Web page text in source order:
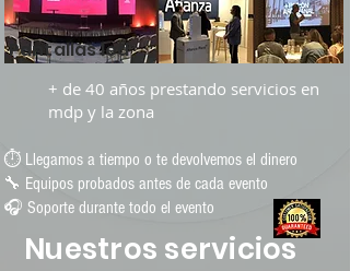
⏱ Llegamos a tiempo o te devolvemos el dinero
🔧 Equipos probados antes de cada evento
🎧 Soporte durante todo el evento
+ de 40 años prestando servicios en
mdp y la zona
Nuestros servicios
Pantallas led